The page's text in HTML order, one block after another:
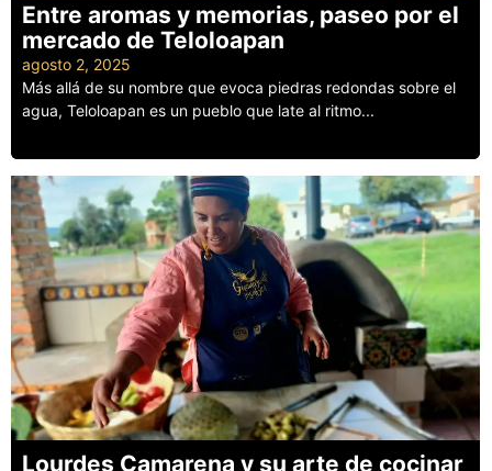
Entre aromas y memorias, paseo por el
mercado de Teloloapan
agosto 2, 2025
Más allá de su nombre que evoca piedras redondas sobre el
agua, Teloloapan es un pueblo que late al ritmo...
Lourdes Camarena y su arte de cocinar